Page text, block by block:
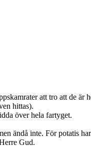
att tro att de är
hittas).
över hela fartyget.
ändå inte. För potatis
Gud.